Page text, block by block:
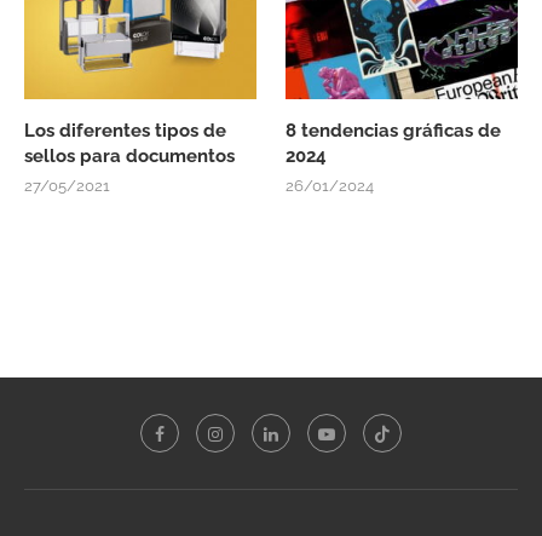
Los diferentes tipos de
sellos para documentos
27/05/2021
8 tendencias gráficas de
2024
26/01/2024